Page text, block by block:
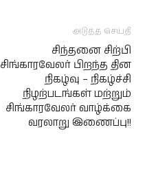
அடுத்த செய்தி
சிந்தனை சிற்பி
சிங்காரவேலர் பிறந்த தின
நிகழ்வு – நிகழ்ச்சி
நிழற்படங்கள் மற்றும்
சிங்காரவேலர் வாழ்க்கை
வரலாறு இணைப்பு!!